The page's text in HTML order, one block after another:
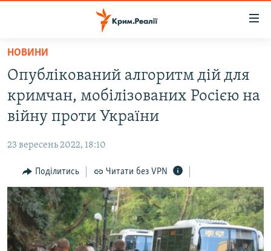
Перейти
основного
матеріалу
Перейти
до
основної
навігації
Перейти
до
пошуку
НОВИНИ
ВОДА.КРИМ
ВІДЕО ТА ФОТО
БЛОГИ
ПОГЛЯД
ІНТЕРВ'Ю
ВСЕ ЗА ДЕНЬ
СПЕЦПРОЕКТИ
НОВИНИ
Опублікований алгоритм дій для
кримчан, мобілізованих Росією на
війну проти України
23 вересень 2022, 18:10
Поділитись Читати без VPN